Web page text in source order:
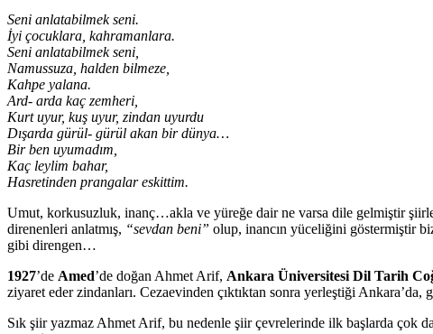
Seni anlatabilmek seni.
İyi çocuklara, kahramanlara.
Seni anlatabilmek seni,
Namussuza, halden bilmeze,
Kahpe yalana.
Ard- arda kaç zemheri,
Kurt uyur, kuş uyur, zindan uyurdu
Dışarda gürül- gürül akan bir dünya…
Bir ben uyumadım,
Kaç leylim bahar,
Hasretinden prangalar eskittim.
Umut, korkusuzluk, inanç…akla ve yüreğe dair ne varsa dile gelmiştir
direnenleri anlatmış, “sevdan beni” olup, inancın yüceliğini göstermiştir
gibi direngen…
1927’de Amed’de doğan Ahmet Arif, Ankara Üniversitesi Dil Tarih
ziyaret eder zindanları. Cezaevinden çıktıktan sonra yerleştiği Ankara’da,
Sık şiir yazmaz Ahmet Arif, bu nedenle şiir çevrelerinde ilk başlarda çok